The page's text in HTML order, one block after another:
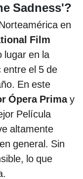
Sadness'?
en
Film
lugar en la
entre el 5 de
En este
Ópera Primay
Película
altamente
general. Sin
lo que